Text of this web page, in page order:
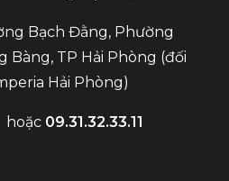
Bạch Đằng, Phường
Bàng, TP Hải Phòng (đối
Hải Phòng)
hoặc 09.31.32.33.11